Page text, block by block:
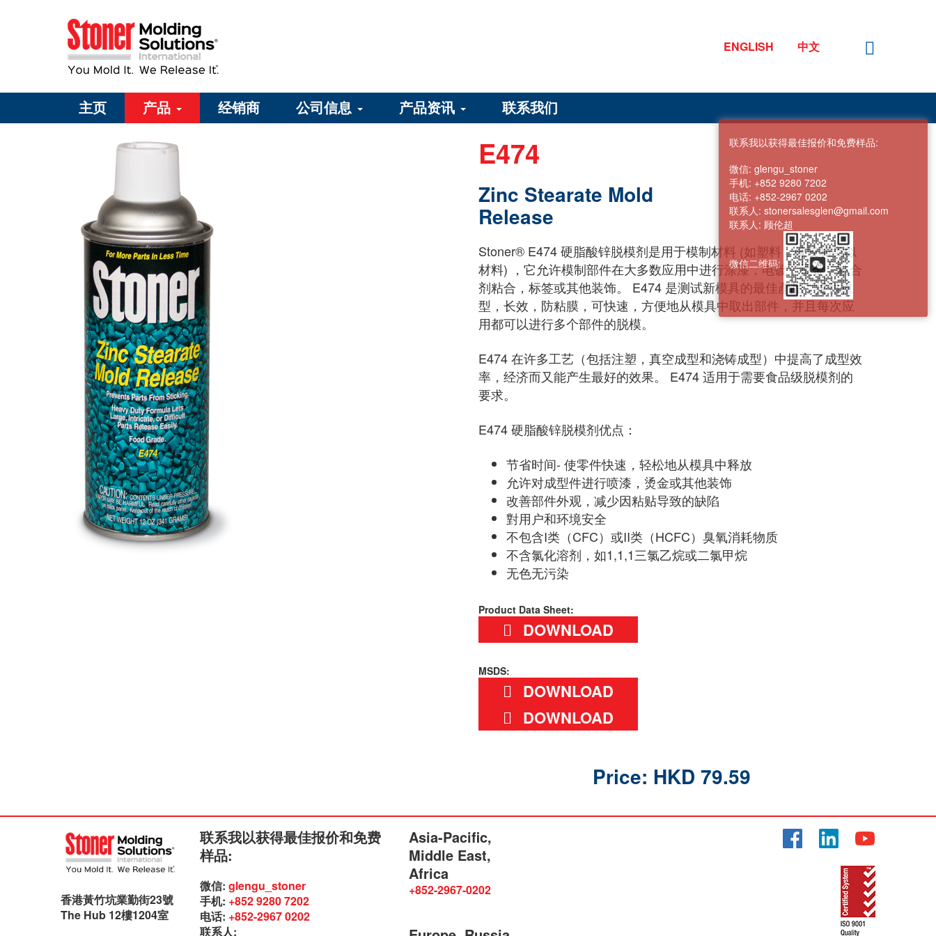
ENGLISH 中文
主页 产品 经销商 公司信息 产品资讯 联系我们
E474
Zinc Stearate Mold
Release
Stoner® E474 硬脂酸锌脱模剂是用于模制材料 (如塑料，橡胶和类似
材料) ，它允许模制部件在大多数应用中进行涂漆，电镀，烫金，粘合
剂粘合，标签或其他装饰。 E474 是测试新模具的最佳產品，提供重
型，长效，防粘膜，可快速，方便地从模具中取出部件，并且每次应
用都可以进行多个部件的脱模。
E474 在许多工艺（包括注塑，真空成型和浇铸成型）中提高了成型效
率，经济而又能产生最好的效果。 E474 适用于需要食品级脱模剂的
要求。
E474 硬脂酸锌脱模剂优点：
节省时间- 使零件快速，轻松地从模具中释放
允许对成型件进行喷漆，烫金或其他装饰
改善部件外观，减少因粘贴导致的缺陷
對用户和环境安全
不包含I类（CFC）或II类（HCFC）臭氧消耗物质
不含氯化溶剂，如1,1,1三氯乙烷或二氯甲烷
无色无污染
Product Data Sheet:
DOWNLOAD
MSDS:
DOWNLOAD
DOWNLOAD
Price: HKD 79.59
香港黃竹坑業勤街23號
The Hub 12樓1204室
联系我以获得最佳报价和免费
样品:
微信: glengu_stoner
手机: +852 9280 7202
电话: +852-2967 0202
联系人:
Asia-Pacific,
Middle East,
Africa
+852-2967-0202
Facebook LinkedIn
联系我以获得最佳报价和免费样品:
微信: glengu_stoner
手机: +852 9280 7202
电话: +852-2967 0202
联系人: stonersalesglen@gmail.com
联系人: 顾伦超
微信二维码: